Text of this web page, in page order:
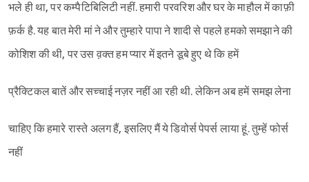
भले ही था, पर कम्पैटिबिलिटी नहीं. हमारी परवरिश और घर के माहौल में काफ़ी
फ़र्क है. यह बात मेरी मां ने और तुम्हारे पापा ने शादी से पहले हमको समझाने की
कोशिश की थी, पर उस व़क्त हम प्यार में इतने डूबे हुए थे कि हमें
प्रैक्टिकल बातें और सच्चाई नज़र नहीं आ रही थी. लेकिन अब हमें समझ लेना
चाहिए कि हमारे रास्ते अलग हैं, इसलिए मैं ये डिवोर्स पेपर्स लाया हूं. तुम्हें फोर्स
नहीं